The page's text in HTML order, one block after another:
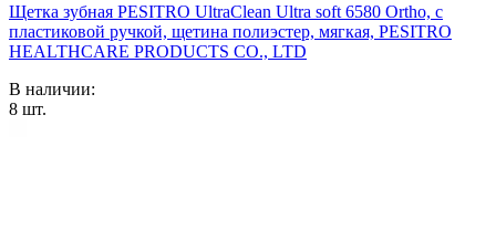
Щетка зубная PESITRO UltraClean Ultra soft 6580 Ortho, с
пластиковой ручкой, щетина полиэстер, мягкая, PESITRO
HEALTHCARE PRODUCTS CO., LTD
В наличии:
8 шт.